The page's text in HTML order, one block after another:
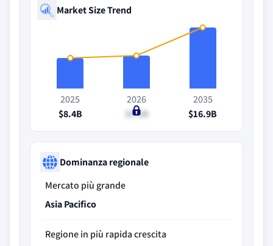
Market Size Trend
2025
$8.4B
2026
$9.2B
2035
$16.9B
Dominanza regionale
Mercato più grande
Asia Pacifico
Regione in più rapida crescita